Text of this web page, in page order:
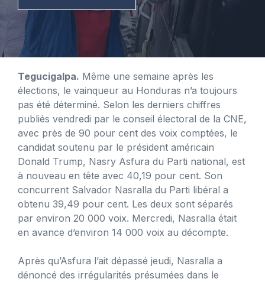
Tegucigalpa. Même une semaine après les
élections, le vainqueur au Honduras n’a toujours
pas été déterminé. Selon les derniers chiffres
publiés vendredi par le conseil électoral de la CNE,
avec près de 90 pour cent des voix comptées, le
candidat soutenu par le président américain
Donald Trump, Nasry Asfura du Parti national, est
à nouveau en tête avec 40,19 pour cent. Son
concurrent Salvador Nasralla du Parti libéral a
obtenu 39,49 pour cent. Les deux sont séparés
par environ 20 000 voix. Mercredi, Nasralla était
en avance d’environ 14 000 voix au décompte.
Après qu’Asfura l’ait dépassé jeudi, Nasralla a
dénoncé des irrégularités présumées dans le